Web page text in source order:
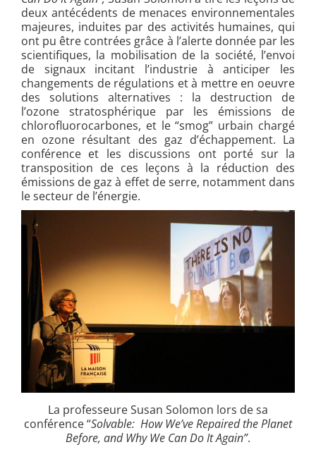
deux antécédents de menaces environnementales
majeures, induites par des activités humaines, qui
ont pu être contrées grâce à l’alerte donnée par les
scientifiques, la mobilisation de la société, l’envoi
de signaux incitant l’industrie à anticiper les
changements de régulations et à mettre en oeuvre
des solutions alternatives : la destruction de
l’ozone stratosphérique par les émissions de
chlorofluorocarbones, et le “smog” urbain chargé
en ozone résultant des gaz d’échappement. La
conférence et les discussions ont porté sur la
transposition de ces leçons à la réduction des
émissions de gaz à effet de serre, notamment dans
le secteur de l’énergie.
La professeure Susan Solomon lors de sa
conférence “Solvable: How We’ve Repaired the Planet
Before, and Why We Can Do It Again”.